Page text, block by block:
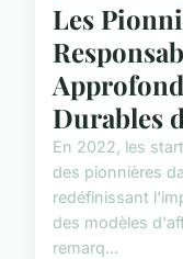
Les
Durables
En 2022, les
des pionnières
redéfinissant
des modèles
remarq...